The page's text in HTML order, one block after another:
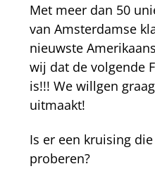
Met meer dan 50
van Amsterdamse
nieuwste
wij dat de volgende
is!!! We willgen
uitmaakt!
Is er een kruising
proberen?